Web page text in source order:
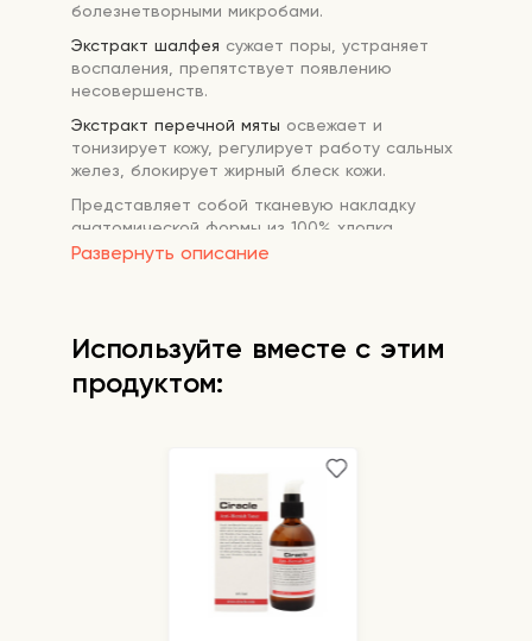
Развернуть описание
болезнетворными микробами.
Экстракт шалфея сужает поры, устраняет
воспаления, препятствует появлению
несовершенств.
Экстракт перечной мяты освежает и
тонизирует кожу, регулирует работу сальных
желез, блокирует жирный блеск кожи.
Представляет собой тканевую накладку
анатомической формы из 100% хлопка.
Накладка находится в герметичном пакетике,
Способ применения:
равномерно
распределите маску пальцами, чтобы
обеспечить максимально плотное
усилить лечебный эффект, можно
дополнительно накрыть зону воздействия
тонкой полиэтиленовой пленкой. Снимите
маску по истечении указанного времени (не
стоит допускать ее полного высыхания).
Уберите выступившие на поверхность
черные точки при помощи ватной палочки.
Используйте вместе с этим
продуктом: